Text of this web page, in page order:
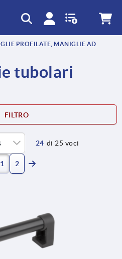
PROFILATE, MANIGLIE AD
tubolari
FILTRO
24 di 25 voci
1 (current)
2